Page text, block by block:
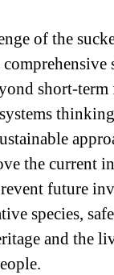
of the
comprehensive
short-
the current
future
species,
and the